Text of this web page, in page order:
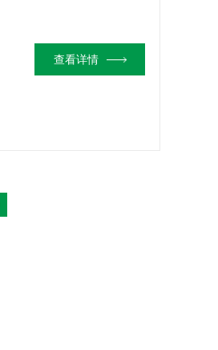
查看详情